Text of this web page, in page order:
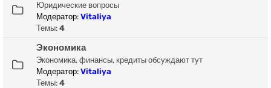
Юридические вопросы
Модератор: Vitaliya
Темы: 4
Экономика
Экономика, финансы, кредиты обсуждают тут
Модератор: Vitaliya
Темы: 4